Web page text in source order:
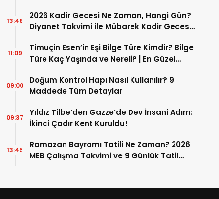
2026 Kadir Gecesi Ne Zaman, Hangi Gün?
Diyanet Takvimi ile Mübarek Kadir Gecesi
13:48
Timuçin Esen’in Eşi Bilge Türe Kimdir? Bilge
Türe Kaç Yaşında ve Nereli? | En Güzel
11:09
Doğum Kontrol Hapı Nasıl Kullanılır? 9
Maddede Tüm Detaylar
09:00
Yıldız Tilbe’den Gazze’de Dev İnsani Adım:
İkinci Çadır Kent Kuruldu!
09:37
Ramazan Bayramı Tatili Ne Zaman? 2026
MEB Çalışma Takvimi ve 9 Günlük Tatil
13:45